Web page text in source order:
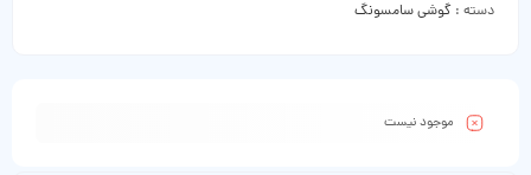
دسته : گوشی سامسونگ
موجود نیست